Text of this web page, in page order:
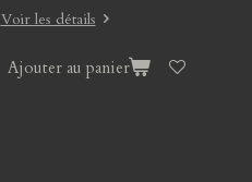
Voir les détails
Ajouter au panier